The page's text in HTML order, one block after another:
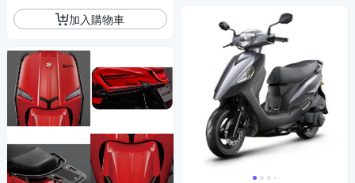
加入購物車